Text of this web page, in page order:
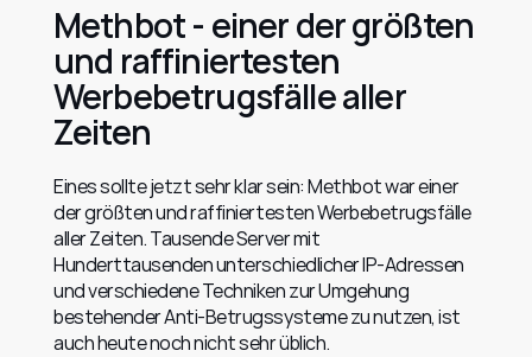
Methbot - einer der größten
und raffiniertesten
Werbebetrugsfälle aller
Zeiten
Eines sollte jetzt sehr klar sein: Methbot war einer
der größten und raffiniertesten Werbebetrugsfälle
aller Zeiten. Tausende Server mit
Hunderttausenden unterschiedlicher IP-Adressen
und verschiedene Techniken zur Umgehung
bestehender Anti-Betrugssysteme zu nutzen, ist
auch heute noch nicht sehr üblich.